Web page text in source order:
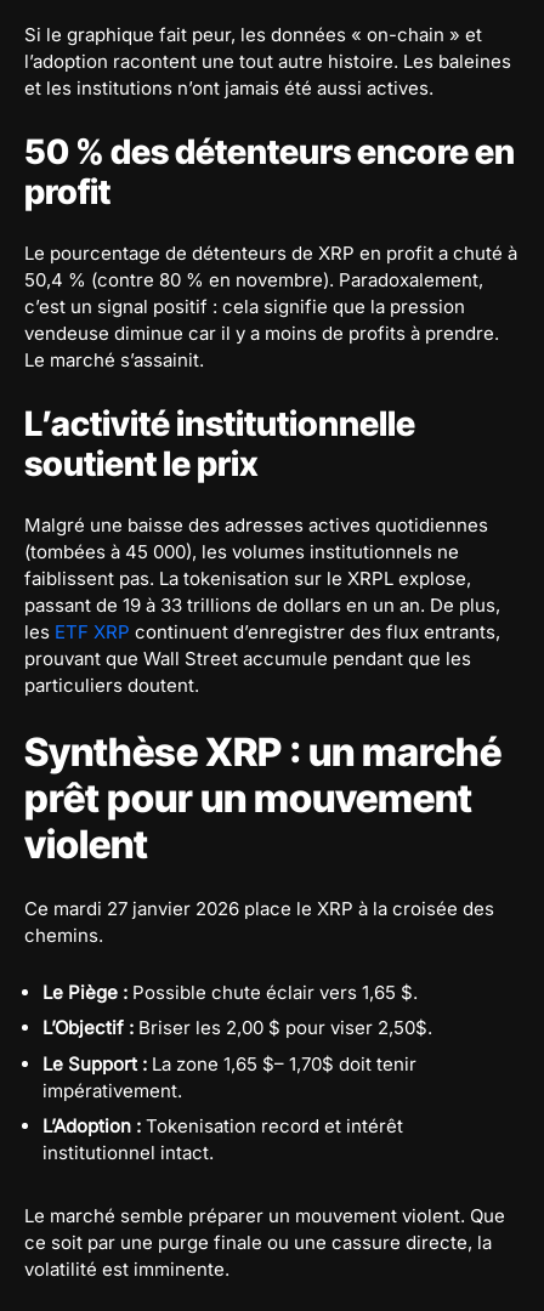
Si le graphique fait peur, les données « on-chain » et
l’adoption racontent une tout autre histoire. Les baleines
et les institutions n’ont jamais été aussi actives.
50 % des détenteurs encore en
profit
Le pourcentage de détenteurs de XRP en profit a chuté à
50,4 % (contre 80 % en novembre). Paradoxalement,
c’est un signal positif : cela signifie que la pression
vendeuse diminue car il y a moins de profits à prendre.
Le marché s’assainit.
L’activité institutionnelle
soutient le prix
Malgré une baisse des adresses actives quotidiennes
(tombées à 45 000), les volumes institutionnels ne
faiblissent pas. La tokenisation sur le XRPL explose,
passant de 19 à 33 trillions de dollars en un an. De plus,
les ETF XRP continuent d’enregistrer des flux entrants,
prouvant que Wall Street accumule pendant que les
particuliers doutent.
Synthèse XRP : un marché
prêt pour un mouvement
violent
Ce mardi 27 janvier 2026 place le XRP à la croisée des
chemins.
Le Piège : Possible chute éclair vers 1,65 $.
L’Objectif : Briser les 2,00 $ pour viser 2,50$.
Le Support : La zone 1,65 $– 1,70$ doit tenir
impérativement.
L’Adoption : Tokenisation record et intérêt
institutionnel intact.
Le marché semble préparer un mouvement violent. Que
ce soit par une purge finale ou une cassure directe, la
volatilité est imminente.